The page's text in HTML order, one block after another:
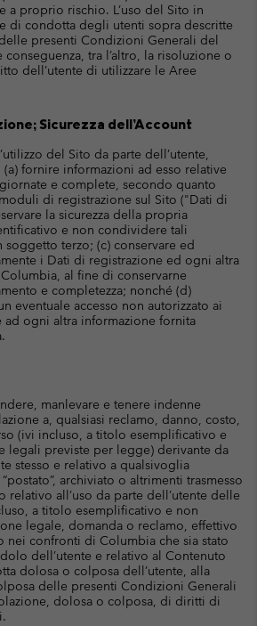
a proprio rischio. L’uso del Sito in
di condotta degli utenti sopra descritte
presenti Condizioni Generali del
tra l’altro, la risoluzione o
dell’utente di utilizzare le Aree
Sicurezza dell’Account
del Sito da parte dell’utente,
(a) fornire informazioni ad esso relative
e complete, secondo quanto
di registrazione sul Sito ("Dati di
la sicurezza della propria
e non condividere tali
terzo; (c) conservare ed
i Dati di registrazione ed ogni altra
al fine di conservarne
e completezza; nonché (d)
eventuale accesso non autorizzato ai
ad ogni altra informazione fornita
manlevare e tenere indenne
a, qualsiasi reclamo, danno, costo,
(ivi incluso, a titolo esemplificativo e
legali previste per legge) derivante da
stesso e relativo a qualsivoglia
archiviato o altrimenti trasmesso
relativo all’uso da parte dell’utente delle
a titolo esemplificativo e non
legale, domanda o reclamo, effettivo
nei confronti di Columbia che sia stato
dell’utente e relativo al Contenuto
dolosa o colposa dell’utente, alla
delle presenti Condizioni Generali
dolosa o colposa, di diritti di